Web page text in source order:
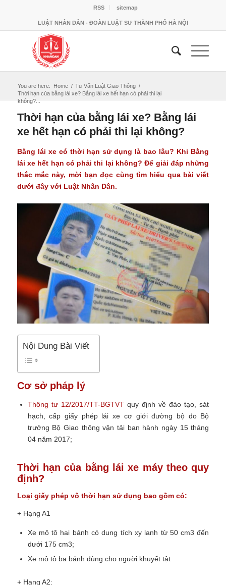
RSS sitemap
LUẬT NHÂN DÂN - ĐOÀN LUẬT SƯ THÀNH PHỐ HÀ NỘI
You are here: Home / Tư Vấn Luật Giao Thông /
Thời hạn của bằng lái xe? Bằng lái xe hết hạn có phải thi lại
không?...
Thời hạn của bằng lái xe? Bằng lái
xe hết hạn có phải thi lại không?
Bằng lái xe có thời hạn sử dụng là bao lâu? Khi Bằng
lái xe hết hạn có phải thi lại không? Để giải đáp những
thắc mắc này, mời bạn đọc cùng tìm hiểu qua bài viết
dưới đây với Luật Nhân Dân.
Nội Dung Bài Viết
Cơ sở pháp lý
Thông tư 12/2017/TT-BGTVTquy định về đào tạo, sát
hạch, cấp giấy phép lái xe cơ giới đường bộ do Bộ
trưởng Bộ Giao thông vận tải ban hành ngày 15 tháng
04 năm 2017;
Thời hạn của bằng lái xe máy theo quy
định?
Loại giấy phép vô thời hạn sử dụng bao gồm có:
+ Hạng A1
Xe mô tô hai bánh có dung tích xy lanh từ 50 cm3 đến
dưới 175 cm3;
Xe mô tô ba bánh dùng cho người khuyết tật
+ Hạng A2: